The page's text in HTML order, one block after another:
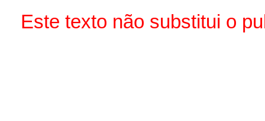
Este texto não substitui o